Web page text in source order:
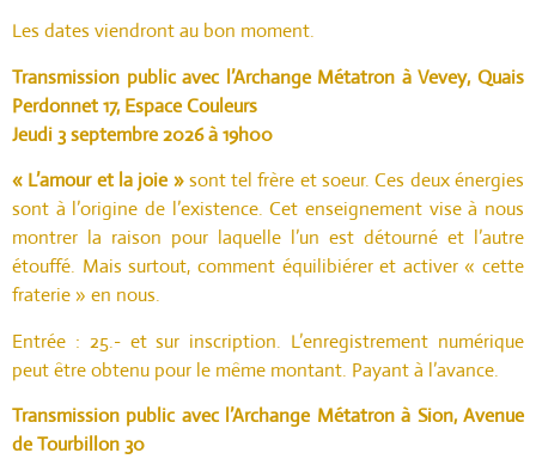
Les dates viendront au bon moment.
Transmission public avec l’Archange Métatron à Vevey, Quais
Perdonnet 17, Espace Couleurs
Jeudi 3 septembre 2026 à 19h00
« L’amour et la joie »sont tel frère et soeur. Ces deux énergies
sont à l’origine de l’existence. Cet enseignement vise à nous
montrer la raison pour laquelle l’un est détourné et l’autre
étouffé. Mais surtout, comment équilibiérer et activer « cette
fraterie » en nous.
Entrée : 25.- et sur inscription. L’enregistrement numérique
peut être obtenu pour le même montant. Payant à l’avance.
Transmission public avec l’Archange Métatron à Sion, Avenue
de Tourbillon 30